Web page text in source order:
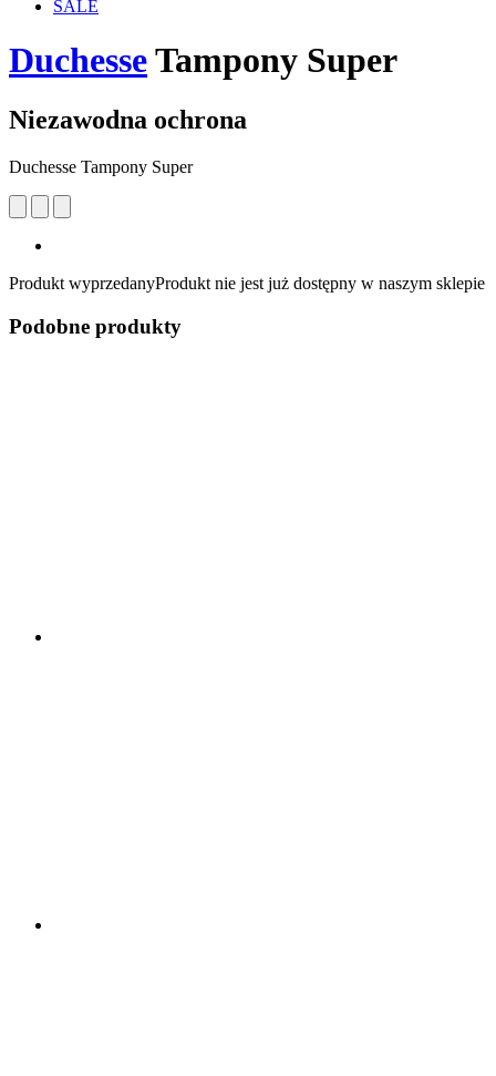
SALE
DuchesseTampony Super
Niezawodna ochrona
Duchesse Tampony Super
Produkt wyprzedanyProdukt nie jest już dostępny w naszym sklepie
Podobne produkty